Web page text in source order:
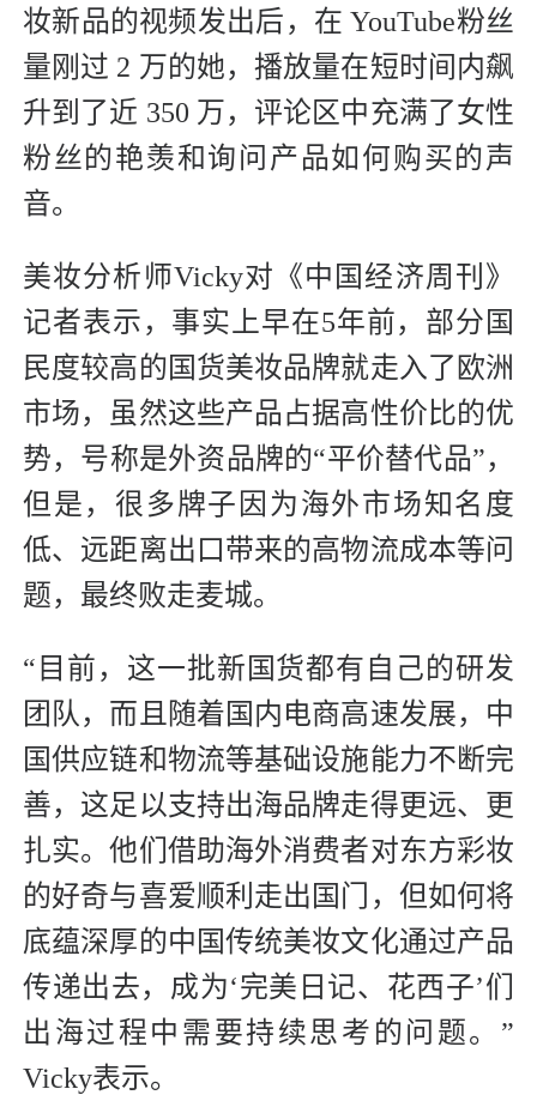
妆新品的视频发出后，在 YouTube粉丝
量刚过 2 万的她，播放量在短时间内飙
升到了近 350 万，评论区中充满了女性
粉丝的艳羡和询问产品如何购买的声
音。
美妆分析师Vicky对《中国经济周刊》
记者表示，事实上早在5年前，部分国
民度较高的国货美妆品牌就走入了欧洲
市场，虽然这些产品占据高性价比的优
势，号称是外资品牌的“平价替代品”，
但是，很多牌子因为海外市场知名度
低、远距离出口带来的高物流成本等问
题，最终败走麦城。
“目前，这一批新国货都有自己的研发
团队，而且随着国内电商高速发展，中
国供应链和物流等基础设施能力不断完
善，这足以支持出海品牌走得更远、更
扎实。他们借助海外消费者对东方彩妆
的好奇与喜爱顺利走出国门，但如何将
底蕴深厚的中国传统美妆文化通过产品
传递出去，成为‘完美日记、花西子’们
出海过程中需要持续思考的问题。”
Vicky表示。